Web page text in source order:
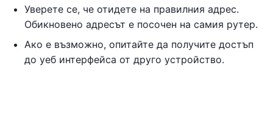
Уверете се, че отидете на правилния адрес.
Обикновено адресът е посочен на самия рутер.
Ако е възможно, опитайте да получите достъп
до уеб интерфейса от друго устройство.